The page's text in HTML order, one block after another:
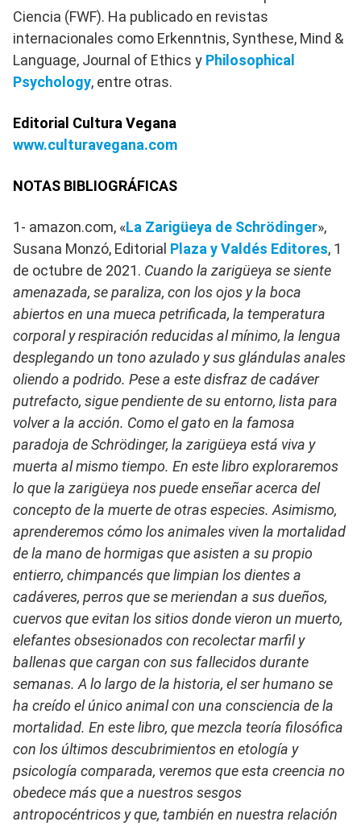
Ciencia (FWF). Ha publicado en revistas
internacionales como Erkenntnis, Synthese, Mind &
Language, Journal of Ethics y Philosophical
Psychology, entre otras.
Editorial Cultura Vegana
www.culturavegana.com
NOTAS BIBLIOGRÁFICAS
1- amazon.com, «La Zarigüeya de Schrödinger»,
Susana Monzó, Editorial Plaza y Valdés Editores, 1
de octubre de 2021. Cuando la zarigüeya se siente
amenazada, se paraliza, con los ojos y la boca
abiertos en una mueca petrificada, la temperatura
corporal y respiración reducidas al mínimo, la lengua
desplegando un tono azulado y sus glándulas anales
oliendo a podrido. Pese a este disfraz de cadáver
putrefacto, sigue pendiente de su entorno, lista para
volver a la acción. Como el gato en la famosa
paradoja de Schrödinger, la zarigüeya está viva y
muerta al mismo tiempo. En este libro exploraremos
lo que la zarigüeya nos puede enseñar acerca del
concepto de la muerte de otras especies. Asimismo,
aprenderemos cómo los animales viven la mortalidad
de la mano de hormigas que asisten a su propio
entierro, chimpancés que limpian los dientes a
cadáveres, perros que se meriendan a sus dueños,
cuervos que evitan los sitios donde vieron un muerto,
elefantes obsesionados con recolectar marfil y
ballenas que cargan con sus fallecidos durante
semanas. A lo largo de la historia, el ser humano se
ha creído el único animal con una consciencia de la
mortalidad. En este libro, que mezcla teoría filosófica
con los últimos descubrimientos en etología y
psicología comparada, veremos que esta creencia no
obedece más que a nuestros sesgos
antropocéntricos y que, también en nuestra relación